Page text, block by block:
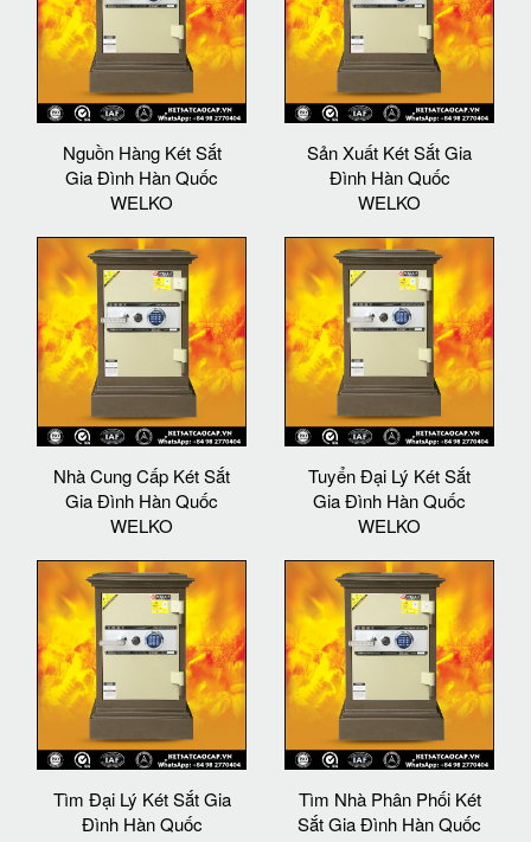
Nguồn Hàng Két Sắt
Gia Đình Hàn Quốc
WELKO
Sản Xuất Két Sắt Gia
Đình Hàn Quốc
WELKO
Nhà Cung Cấp Két Sắt
Gia Đình Hàn Quốc
WELKO
Tuyển Đại Lý Két Sắt
Gia Đình Hàn Quốc
WELKO
Tìm Đại Lý Két Sắt Gia
Đình Hàn Quốc
Tìm Nhà Phân Phối Két
Sắt Gia Đình Hàn Quốc